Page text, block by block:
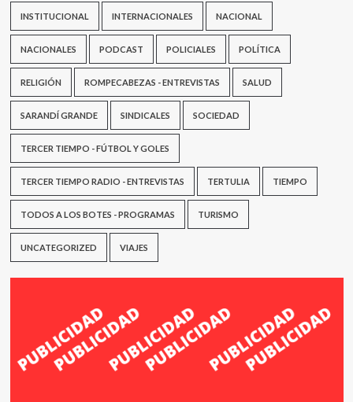
INSTITUCIONAL INTERNACIONALES NACIONAL
NACIONALES PODCAST POLICIALES POLÍTICA
RELIGIÓN ROMPECABEZAS - ENTREVISTAS SALUD
SARANDÍ GRANDE SINDICALES SOCIEDAD
TERCER TIEMPO - FÚTBOL Y GOLES
TERCER TIEMPO RADIO - ENTREVISTAS TERTULIA TIEMPO
TODOS A LOS BOTES - PROGRAMAS TURISMO
UNCATEGORIZED VIAJES